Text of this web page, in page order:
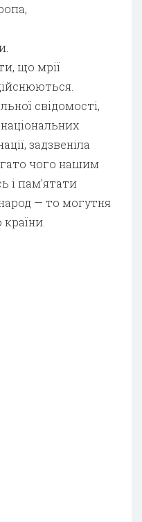
що мрії
свідомості,
задзвеніла
чого нашим
і пам’ятати
— то могутня